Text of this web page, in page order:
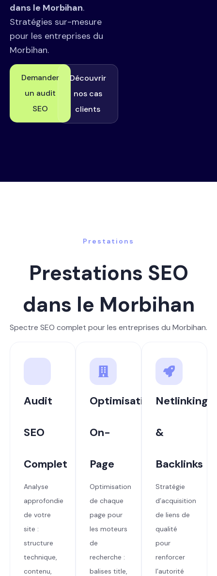
dans le Morbihan.
Stratégies sur-mesure
pour les entreprises du
Morbihan.
Demander
un audit
SEO
Découvrir
nos cas
clients
Prestations
Prestations SEO
dans le Morbihan
Spectre SEO complet pour les entreprises du Morbihan.
Audit
SEO
Complet
Analyse
approfondie
de votre
site :
structure
technique,
contenu,
Optimisation
On-
Page
Optimisation
de chaque
page pour
les moteurs
de
recherche :
balises title,
Netlinking
&
Backlinks
Stratégie
d’acquisition
de liens de
qualité
pour
renforcer
l’autorité